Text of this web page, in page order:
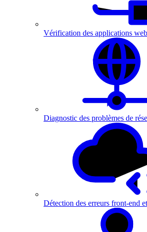
Vérification des applications web
Diagnostic des problèmes de
Détection des erreurs front-end